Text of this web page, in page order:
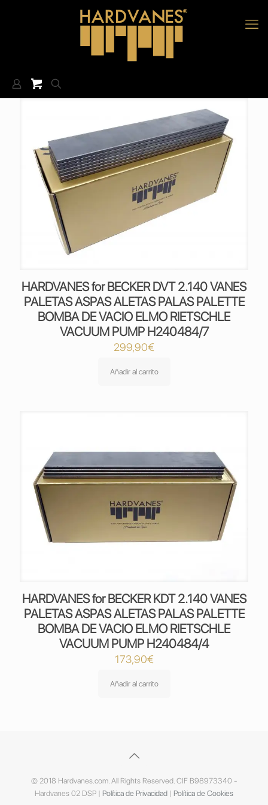
HARDVANES for BECKER DVT 2.140 VANES
PALETAS ASPAS ALETAS PALAS PALETTE
BOMBA DE VACIO ELMO RIETSCHLE
VACUUM PUMP H240484/7
299,90€
Añadir al carrito
HARDVANES for BECKER KDT 2.140 VANES
PALETAS ASPAS ALETAS PALAS PALETTE
BOMBA DE VACIO ELMO RIETSCHLE
VACUUM PUMP H240484/4
173,90€
Añadir al carrito
© 2018 Hardvanes.com. All Rights Reserved. CIF B98973340 -
Hardvanes 02 DSP | Política de Privacidad | Política de Cookies